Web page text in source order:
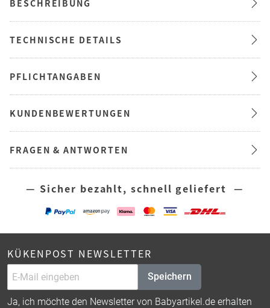
BESCHREIBUNG
TECHNISCHE DETAILS
PFLICHTANGABEN
KUNDENBEWERTUNGEN
FRAGEN & ANTWORTEN
— Sicher bezahlt, schnell geliefert —
KÜKENPOST NEWSLETTER
Speichern
Ja, ich möchte den Newsletter von Babyartikel.de erhalten